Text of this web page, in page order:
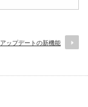
ップデートの新機能